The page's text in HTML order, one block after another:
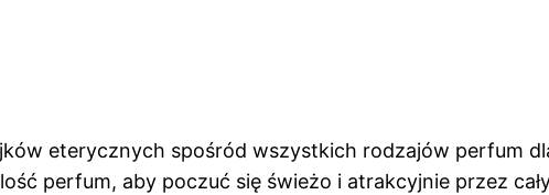
eterycznych spośród wszystkich rodzajów perfum
perfum, aby poczuć się świeżo i atrakcyjnie przez